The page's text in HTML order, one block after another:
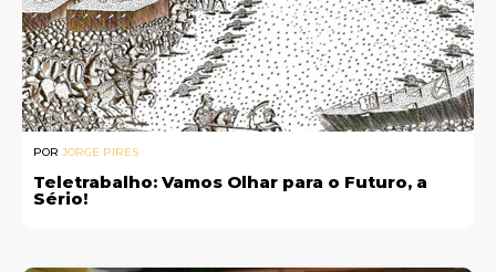
POR JORGE PIRES
Teletrabalho: Vamos Olhar para o Futuro, a
Sério!